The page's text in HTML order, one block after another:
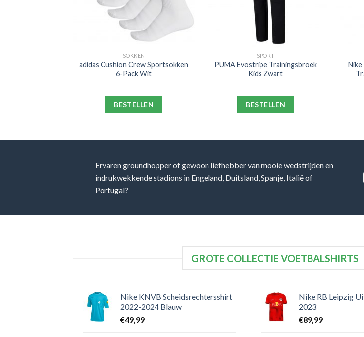
SOKKEN
adidas Cushion Crew Sportsokken
6-Pack Wit
BESTELLEN
SPORT
PUMA Evostripe Trainingsbroek
Kids Zwart
BESTELLEN
Ervaren groundhopper of gewoon liefhebber van mooie wedstrijden en
indrukwekkende stadions in Engeland, Duitsland, Spanje, Italië of
Portugal?
GROTE COLLECTIE VOETBALSHIRTS
Nike KNVB Scheidsrechtersshirt
2022-2024 Blauw
€49,99
Nike RB Leipzig
2023
€89,99